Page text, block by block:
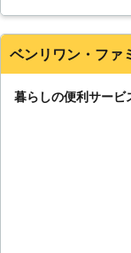
に手を打つことが
北海道 札幌市東区
ベンリワン・ファ
暮らしの便利サー